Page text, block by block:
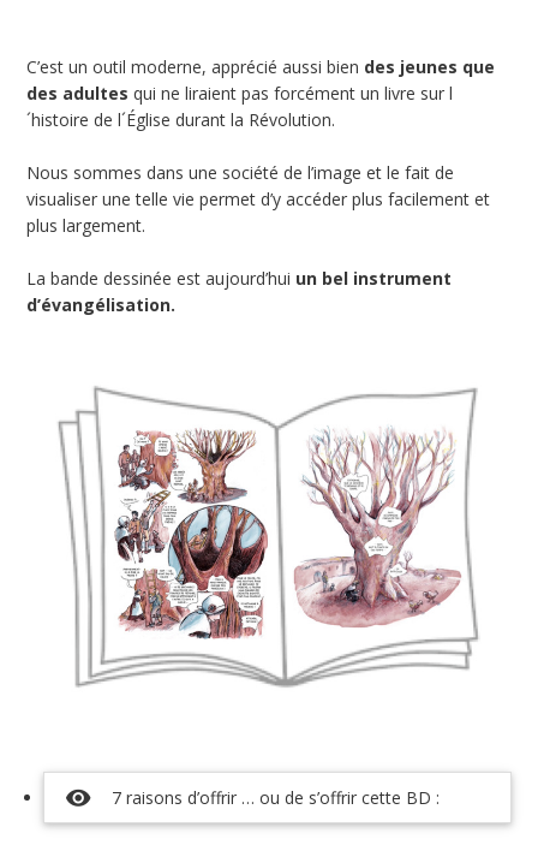
C’est un outil moderne, apprécié aussi bien des jeunes que
des adultes qui ne liraient pas forcément un livre sur l
´histoire de l´Église durant la Révolution.
Nous sommes dans une société de l’image et le fait de
visualiser une telle vie permet d’y accéder plus facilement et
plus largement.
La bande dessinée est aujourd’hui un bel instrument
d’évangélisation.
visibility 7 raisons d’offrir … ou de s’offrir cette BD :